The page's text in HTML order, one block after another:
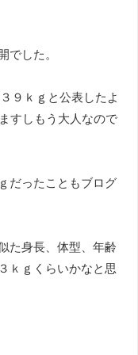
でした。
９ｋｇと公表したよ
すしもう大人なので
だったこともブログ
た身長、体型、年齢
ｋｇくらいかなと思